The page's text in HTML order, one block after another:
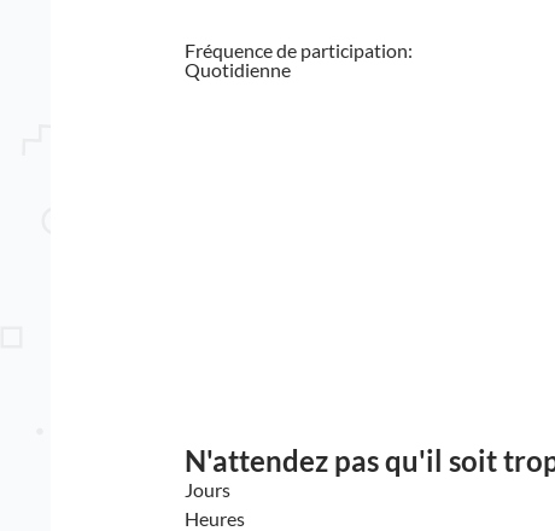
Fréquence de participation:
Quotidienne
N'attendez pas qu'il soit
Jours
Heures